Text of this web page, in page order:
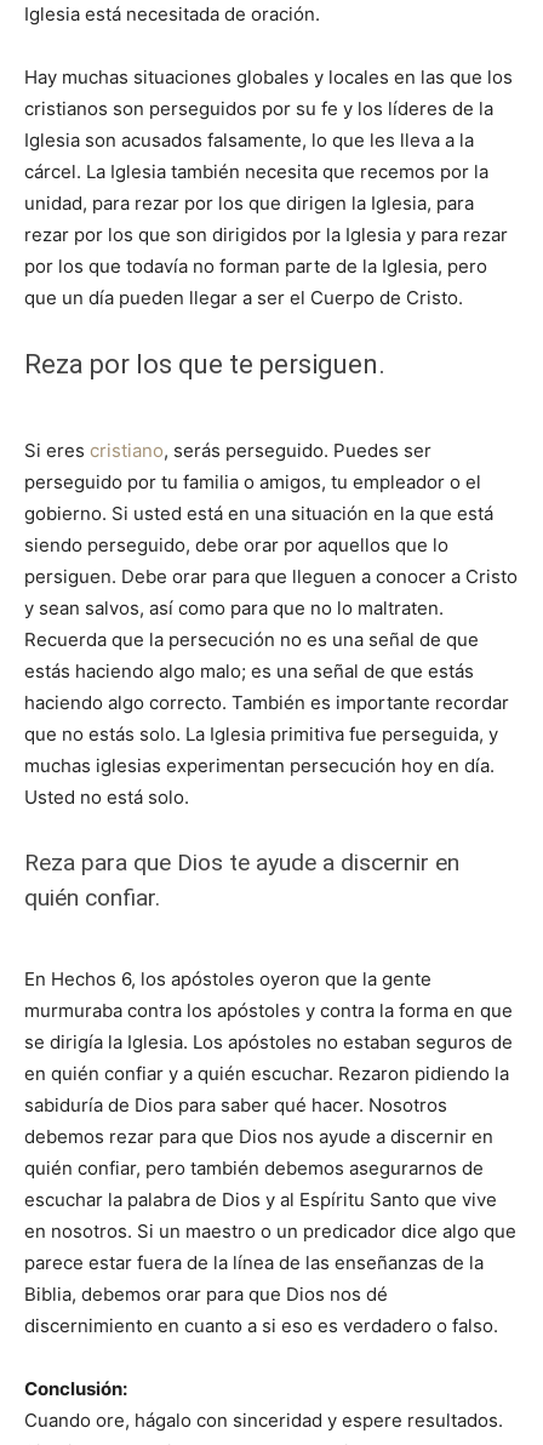
Iglesia está necesitada de oración.
Hay muchas situaciones globales y locales en las que los
cristianos son perseguidos por su fe y los líderes de la
Iglesia son acusados falsamente, lo que les lleva a la
cárcel. La Iglesia también necesita que recemos por la
unidad, para rezar por los que dirigen la Iglesia, para
rezar por los que son dirigidos por la Iglesia y para rezar
por los que todavía no forman parte de la Iglesia, pero
que un día pueden llegar a ser el Cuerpo de Cristo.
Reza por los que te persiguen.
Si eres cristiano, serás perseguido. Puedes ser
perseguido por tu familia o amigos, tu empleador o el
gobierno. Si usted está en una situación en la que está
siendo perseguido, debe orar por aquellos que lo
persiguen. Debe orar para que lleguen a conocer a Cristo
y sean salvos, así como para que no lo maltraten.
Recuerda que la persecución no es una señal de que
estás haciendo algo malo; es una señal de que estás
haciendo algo correcto. También es importante recordar
que no estás solo. La Iglesia primitiva fue perseguida, y
muchas iglesias experimentan persecución hoy en día.
Usted no está solo.
Reza para que Dios te ayude a discernir en
quién confiar.
En Hechos 6, los apóstoles oyeron que la gente
murmuraba contra los apóstoles y contra la forma en que
se dirigía la Iglesia. Los apóstoles no estaban seguros de
en quién confiar y a quién escuchar. Rezaron pidiendo la
sabiduría de Dios para saber qué hacer. Nosotros
debemos rezar para que Dios nos ayude a discernir en
quién confiar, pero también debemos asegurarnos de
escuchar la palabra de Dios y al Espíritu Santo que vive
en nosotros. Si un maestro o un predicador dice algo que
parece estar fuera de la línea de las enseñanzas de la
Biblia, debemos orar para que Dios nos dé
discernimiento en cuanto a si eso es verdadero o falso.
Conclusión:
Cuando ore, hágalo con sinceridad y espere resultados.